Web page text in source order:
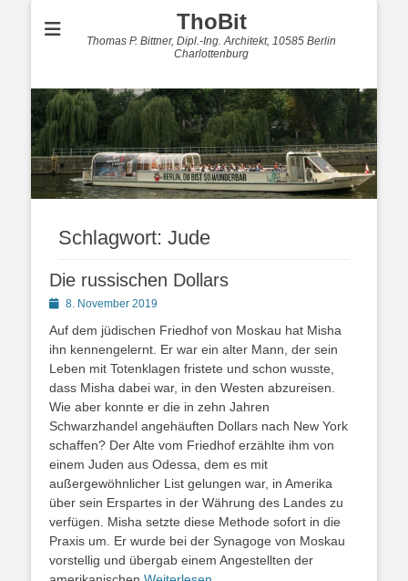
ThoBit
Thomas P. Bittner, Dipl.-Ing. Architekt, 10585 Berlin
Charlottenburg
Schlagwort: Jude
Die russischen Dollars
Posted8. November 2019
Auf dem jüdischen Friedhof von Moskau hat Misha
ihn kennengelernt. Er war ein alter Mann, der sein
Leben mit Totenklagen fristete und schon wusste,
dass Misha dabei war, in den Westen abzureisen.
Wie aber konnte er die in zehn Jahren
Schwarzhandel angehäuften Dollars nach New York
schaffen? Der Alte vom Friedhof erzählte ihm von
einem Juden aus Odessa, dem es mit
außergewöhnlicher List gelungen war, in Amerika
über sein Erspartes in der Währung des Landes zu
verfügen. Misha setzte diese Methode sofort in die
Praxis um. Er wurde bei der Synagoge von Moskau
vorstellig und übergab einem Angestellten der